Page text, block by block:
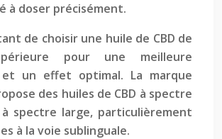
à doser précisément.
de choisir une huile de CBD de
pour une meilleure
et un effet optimal. La marque
des huiles de CBD à spectre
spectre large, particulièrement
à la voie sublinguale.